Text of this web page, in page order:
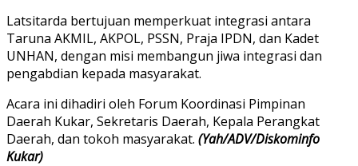
Latsitarda bertujuan memperkuat integrasi antara
Taruna AKMIL, AKPOL, PSSN, Praja IPDN, dan Kadet
UNHAN, dengan misi membangun jiwa integrasi dan
pengabdian kepada masyarakat.
Acara ini dihadiri oleh Forum Koordinasi Pimpinan
Daerah Kukar, Sekretaris Daerah, Kepala Perangkat
Daerah, dan tokoh masyarakat. (Yah/ADV/Diskominfo
Kukar)